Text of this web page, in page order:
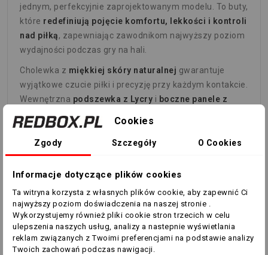
jednym, perfekcyjnie zaprojektowanym modelu. To buty,
które redefiniują pojęcie komfortu, lekkości i kontroli
nad piłką, zapewniając zawodnikom najwyższy poziom
wydajności podczas gry na hali.
Cholewka z miękkiej skóry naturalnej gwarantuje
wyjątkowe czucie piłki i precyzję przy każdym kontakcie.
Wewnętrzna podszewka z Lycry i boczne panele z
doskonałe dopasowanie do stopy. Wzmocniony nosek
chroni przed uderzeniami i zwiększa trwałość obuwia.
SystemiBlock System , znacząco obniżają wagę buta,
zapewniając jednocześnie sprężystość i energetyczny
zwrot przy każdym kroku.Optymalny rozkład gumy w
podeszwiepoprawia elastyczność i przyczepność,
aTPU stabilizator w pięciewspiera stopę podczas
dynamicznych zmian kierunku. Dodatkowo
Cookies
Zgody Szczegóły O Cookies
Informacje dotyczące plików cookies
Ta witryna korzysta z własnych plików cookie, aby zapewnić Ci
najwyższy poziom doświadczenia na naszej stronie .
Wykorzystujemy również pliki cookie stron trzecich w celu
ulepszenia naszych usług, analizy a nastepnie wyświetlania
reklam związanych z Twoimi preferencjami na podstawie analizy
Twoich zachowań podczas nawigacji.